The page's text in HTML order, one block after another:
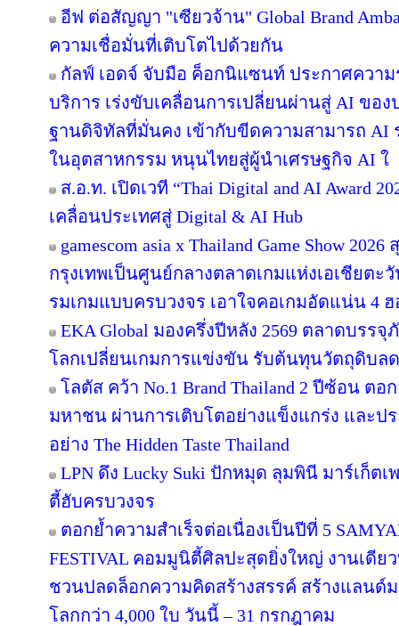
อีฟ ต่อสัญญา "เซียวจ้าน" Global Brand
ความเชื่อมั่นที่เติบโตไปด้วยกัน
กัลฟ์ เอดจ์ จับมือ ค็อกนิแซนท์ ประกาศควา
บริการ เร่งขับเคลื่อนการเปลี่ยนผ่านสู่ AI ขอ
ฐานดิจิทัลที่มั่นคง เข้ากับขีดความสามารถ AI
ในอุตสาหกรรม หนุนไทยสู่ผู้นำเศรษฐกิจ AI ใ
ส.อ.ท. เปิดเวที “Thai Digital and AI Award
เคลื่อนประเทศสู่ Digital & AI Hub
gamescom asia x Thailand Game Show
กรุงเทพเป็นศูนย์กลางตลาดเกมแห่งเอเชียต
รมเกมแบบครบวงจร เอาใจคอเกมอัดแน่น 4
EKA Global มองครึ่งปีหลัง 2569 ตลาดบร
โลกเปลี่ยนเกมการแข่งขัน รับต้นทุนวัตถุดิบล
โลตัส คว้า No.1 Brand Thailand 2 ปีซ้อน ต
มหาชน ผ่านการเติบโตอย่างแข็งแกร่ง และ
อย่าง The Hidden Taste Thailand
LPN ดึง Lucky Suki ปักหมุด ลุมพินี มาร์เก็ต
ตี้ฮับครบวงจร
ตอกย้ำความสำเร็จต่อเนื่องเป็นปีที่ 5
FESTIVAL คอมมูนิตี้ศิลปะสุดยิ่งใหญ่ งานเดี
ชวนปลดล็อกความคิดสร้างสรรค์ สร้างแลนด์
โลกกว่า 4,000 ใบ วันนี้ – 31 กรกฎาคม